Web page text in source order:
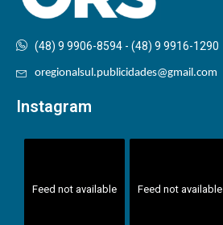
(48) 9 9906-8594 - (48) 9 9916-1290
oregionalsul.publicidades@gmail.com
Instagram
Feed not available Feed not available